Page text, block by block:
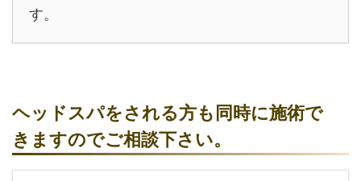
す。
ヘッドスパをされる方も同時に施術で
きますのでご相談下さい。